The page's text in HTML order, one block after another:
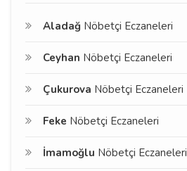
Aladağ Nöbetçi Eczaneleri
Ceyhan Nöbetçi Eczaneleri
Çukurova Nöbetçi Eczaneleri
Feke Nöbetçi Eczaneleri
İmamoğlu Nöbetçi Eczaneleri